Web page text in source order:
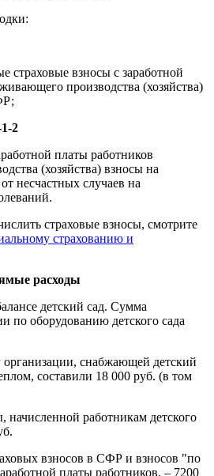
страховые взносы с заработной
производства (хозяйства)
2
платы работников
(хозяйства) взносы на
несчастных случаев на
страховые взносы, смотрите
страхованию и
расходы
детский сад. Сумма
по оборудованию детского сада
организации, снабжающей детский
составили 18 000 руб. (в том
начисленной работникам детского
взносов в СФР и взносов "по
платы работников, – 7200